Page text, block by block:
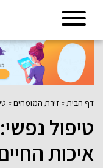
דף הבית » זירת המומחים»
טיפול
איכות